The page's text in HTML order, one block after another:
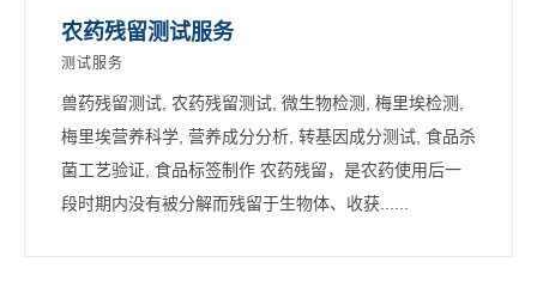
农药残留测试服务
测试服务
兽药残留测试, 农药残留测试, 微生物检测, 梅里埃检测,
梅里埃营养科学, 营养成分分析, 转基因成分测试, 食品杀
菌工艺验证, 食品标签制作 农药残留，是农药使用后一
段时期内没有被分解而残留于生物体、收获......